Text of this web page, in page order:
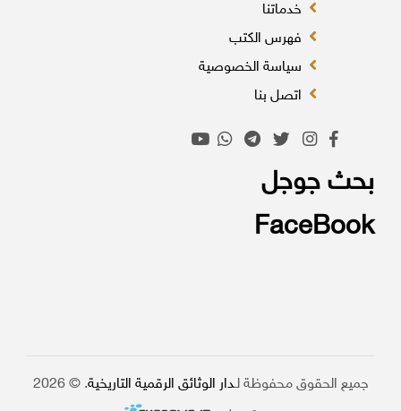
خدماتنا
فهرس الكتب
سياسة الخصوصية
اتصل بنا
بحث جوجل
FaceBook
جميع الحقوق محفوظة لـ دار الوثائق الرقمية التاريخية. © 2026